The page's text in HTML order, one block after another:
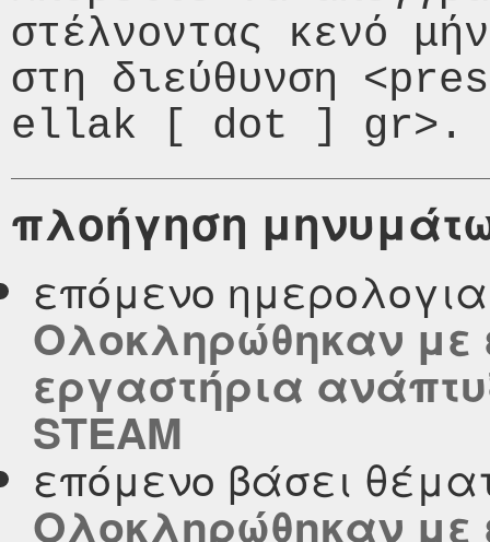
στέλνοντας κενό
στη διεύθυνση
πλοήγηση
επόμενο
Ολοκληρώθηκαν με
εργαστήρια
STEΑM
επόμενο βάσει
Ολοκληρώθηκαν με